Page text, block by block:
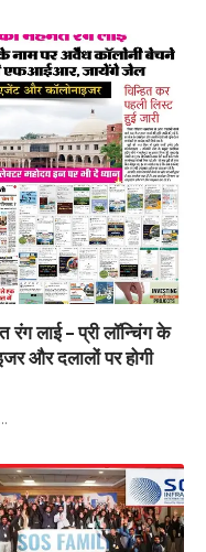
लाई – प्री लॉन्चिंग के
और दलालों पर होगी